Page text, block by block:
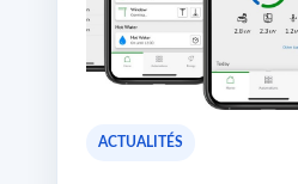
ACTUALITÉS